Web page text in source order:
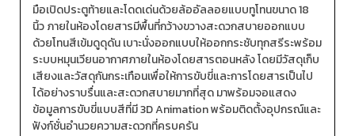
มือเปิดประตูท้ายและโดดเด่นด้วยล้ออัลลอยแบบทูโทนขนาด 18
นิ้ว ภายในห้องโดยสารมีพื้นที่กว้างขวางสะดวกสบายออกแบบ
ด้วยโทนสีเข้มดูดุดัน เบาะนั่งออกแบบให้ออกกระชับทุกสรีระพร้อม
ระบบหมุนเวียนอากาศภายในห้องโดยสารตอนหลัง โดยมีวัสดุเก็บ
เสียงและวัสดุกันกระเทือนเพื่อให้การขับขี่และการโดยสารเป็นไป
ได้อย่างราบรื่นและสะดวกสบายมากที่สุด มาพร้อมจอแสดง
ข้อมูลการขับขี่แบบสีที่มี 3D Animation พร้อมติดตั้งอุปกรณ์และ
ฟังก์ชั่นอำนวยความสะดวกที่ครบครัน